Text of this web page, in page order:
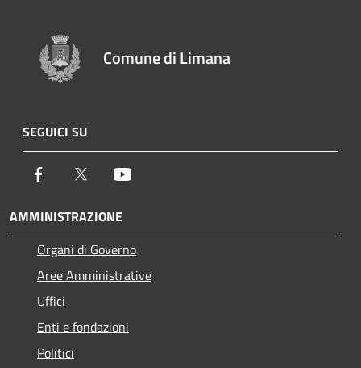
Comune di Limana
SEGUICI SU
Facebook Twitter
AMMINISTRAZIONE
Organi di Governo
Aree Amministrative
Uffici
Enti e fondazioni
Politici